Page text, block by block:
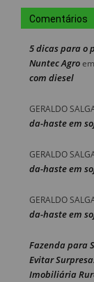
Comentários
5 dicas para o
Nuntec Agroem
com diesel
GERALDO
da-haste em
GERALDO
da-haste em
GERALDO
da-haste em
Fazenda para
Evitar
Imobiliária